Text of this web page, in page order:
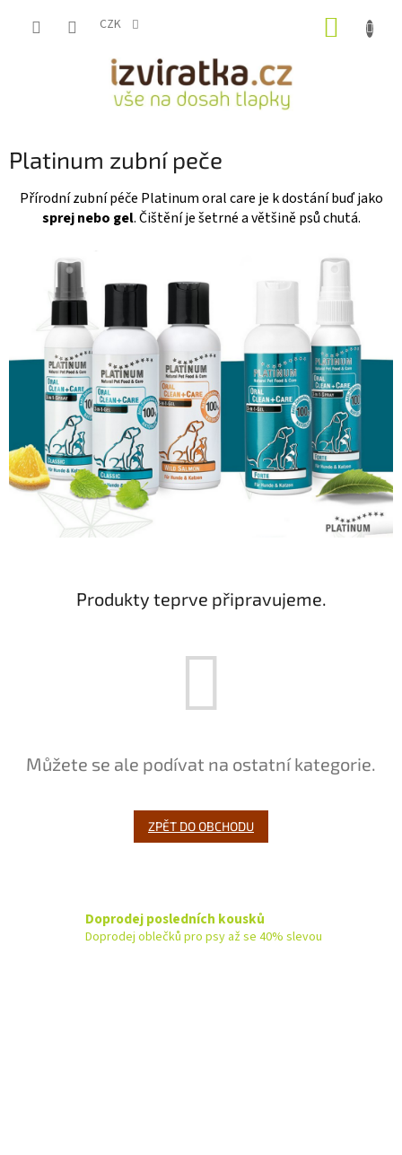
CZK
Platinum zubní peče
Přírodní zubní péče Platinum oral care je k dostání buď jako
sprej nebo gel. Čištění je šetrné a většině psů chutá.
Produkty teprve připravujeme.
Můžete se ale podívat na ostatní kategorie.
ZPĚT DO OBCHODU
Doprodej posledních kousků
Doprodej oblečků pro psy až se 40% slevou